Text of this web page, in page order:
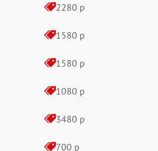
2280 р
1580 р
1580 р
1080 р
3480 р
700 р